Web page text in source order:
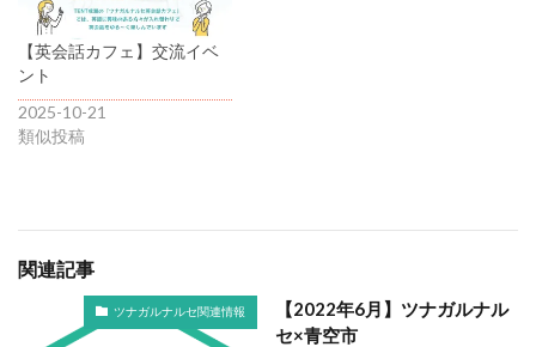
【英会話カフェ】交流イベ
ント
2025-10-21
類似投稿
関連記事
ツナガルナルセ関連情報
【2022年6月】ツナガルナル
セ×青空市